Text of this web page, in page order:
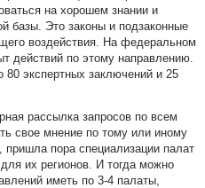
на хорошем знании и
базы. Это законы и подзаконные
воздействия. На федеральном
действий по этому направлению.
экспертных заключений и 25
рассылка запросов по всем
свое мнение по тому или иному
пора специализации палат
их регионов. И тогда можно
иметь по 3-4 палаты,